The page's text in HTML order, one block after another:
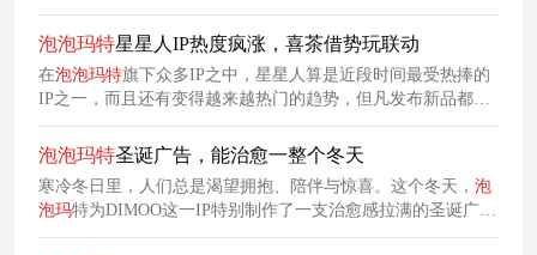
在「生成自我」的女孩，性格兼具叛逆和温柔，模样会随情绪
变化而生长。然而，这一IP却遭到了一片吐槽。
泡泡玛特星星人IP热度疯涨，喜茶借势玩联动
在泡泡玛特旗下众多IP之中，星星人算是近段时间最受热捧的
IP之一，而且还有变得越来越热门的趋势，但凡发布新品都得
靠抢。为了借势星星人飞速上涨的热度，喜茶与之发起了限时
联动。
泡泡玛特圣诞广告，能治愈一整个冬天
寒冷冬日里，人们总是渴望拥抱、陪伴与惊喜。这个冬天， 泡
泡玛特为DIMOO这一IP特别制作了一支治愈感拉满的圣诞广告
《Winter Days with DIMOO》，力图营造温暖美好的体验。